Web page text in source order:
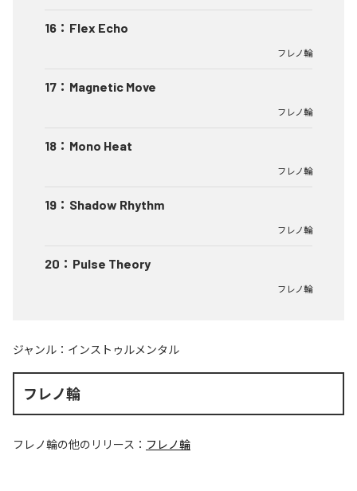
16 ： Flex Echo
フレノ輪
17 ： Magnetic Move
フレノ輪
18 ： Mono Heat
フレノ輪
19 ： Shadow Rhythm
フレノ輪
20 ： Pulse Theory
フレノ輪
ジャンル： インストゥルメンタル
フレノ輪
フレノ輪の他のリリース： フレノ輪